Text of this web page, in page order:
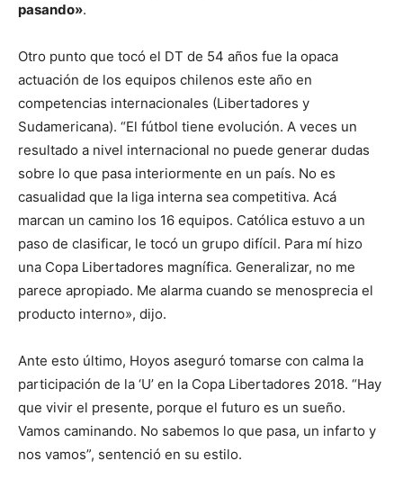
pasando».
Otro punto que tocó el DT de 54 años fue la opaca
actuación de los equipos chilenos este año en
competencias internacionales (Libertadores y
Sudamericana). “El fútbol tiene evolución. A veces un
resultado a nivel internacional no puede generar dudas
sobre lo que pasa interiormente en un país. No es
casualidad que la liga interna sea competitiva. Acá
marcan un camino los 16 equipos. Católica estuvo a un
paso de clasificar, le tocó un grupo difícil. Para mí hizo
una Copa Libertadores magnífica. Generalizar, no me
parece apropiado. Me alarma cuando se menosprecia el
producto interno», dijo.
Ante esto último, Hoyos aseguró tomarse con calma la
participación de la ‘U’ en la Copa Libertadores 2018. “Hay
que vivir el presente, porque el futuro es un sueño.
Vamos caminando. No sabemos lo que pasa, un infarto y
nos vamos”, sentenció en su estilo.